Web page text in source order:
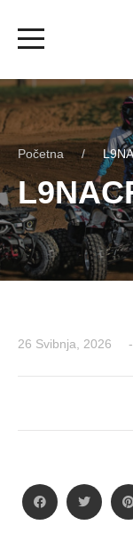
Početna
26 Svibnja, 2026